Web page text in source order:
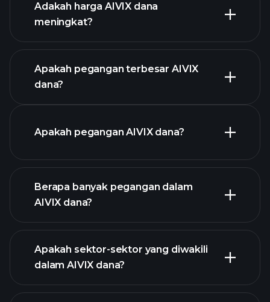
grafik lanjutan
Adakah harga AIVIX dana
meningkat?
Apakah pegangan terbesar AIVIX
dana?
holdings
Apakah pegangan AIVIX dana?
holdings
Berapa banyak pegangan dalam
AIVIX dana?
Apakah sektor-sektor yang diwakili
dalam AIVIX dana?